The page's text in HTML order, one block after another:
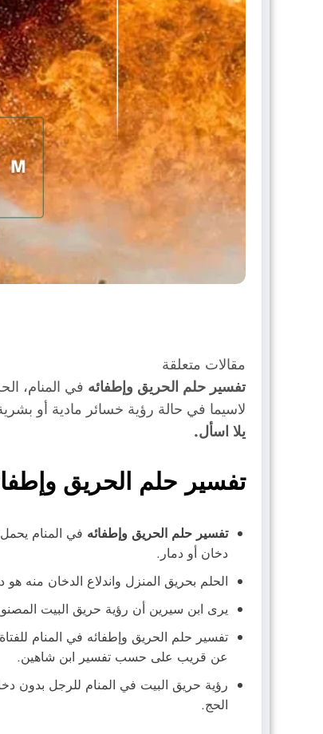
مقالات متعلقة
تفسير حلم الحريق وإطفائه في المنام،
لاسيما في حالة رؤية خسائر مادية أو
يلا اسأل.
تفسير حلم الحريق
تفسير حلم الحريق وإطفائه في المنام
دخان أو دمار.
الحلم بحريق المنزل واندلاع الدخان منه
يرى ابن سيرين أن رؤية حريق البيت
تفسير حلم الحريق وإطفائه في المنام
عن قريب على حسب تفسير ابن شاهين.
رؤية حريق البيت في المنام للرجل بدون
الحج.